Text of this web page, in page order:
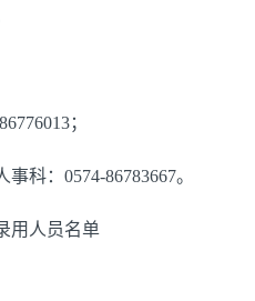
；
事科： 0574-86783667。
用人员名单